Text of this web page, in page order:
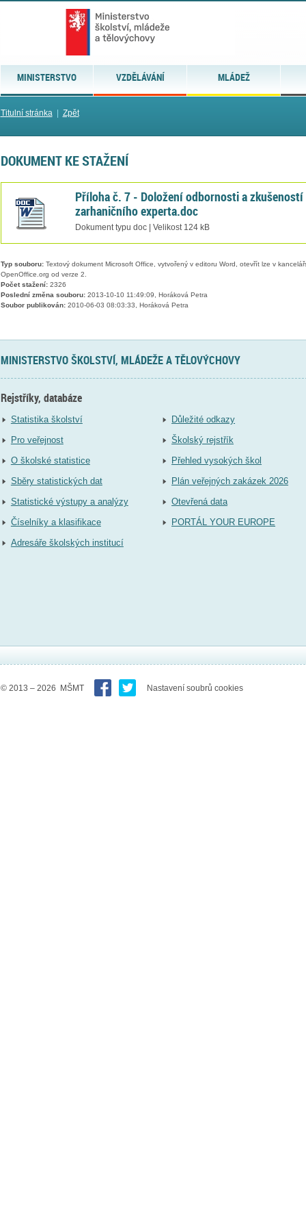
MINISTERSTVO VZDĚLÁVÁNÍ MLÁDEŽ
Titulní stránka| Zpět
DOKUMENT KE STAŽENÍ
Příloha č. 7 - Doložení odbornosti a zkušeností
zarhaničního experta.doc
Dokument typu doc | Velikost 124 kB
Typ souboru:Textový dokument Microsoft Office, vytvořený v editoru Word, otevřít lze v
OpenOffice.org od verze 2.
Počet stažení:2326
Poslední změna souboru:2013-10-10 11:49:09, Horáková Petra
Soubor publikován:2010-06-03 08:03:33, Horáková Petra
MINISTERSTVO ŠKOLSTVÍ, MLÁDEŽE A TĚLOVÝCHOVY
Rejstříky, databáze
Statistika školství
Pro veřejnost
O školské statistice
Sběry statistických dat
Statistické výstupy a analýzy
Číselníky a klasifikace
Adresáře školských institucí
Důležité odkazy
Školský rejstřík
Přehled vysokých škol
Plán veřejných zakázek 2026
Otevřená data
PORTÁL YOUR EUROPE
© 2013 – 2026 MŠMT Nastavení soubrů cookies